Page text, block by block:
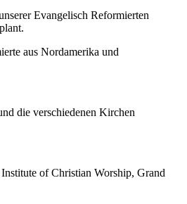
Evangelisch Reformierten
aus Nordamerika und
die verschiedenen Kirchen
of Christian Worship, Grand